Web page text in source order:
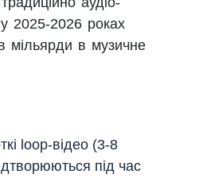
2025-2026 роках
мільярди в музичне
loop-відео (3-8
під час